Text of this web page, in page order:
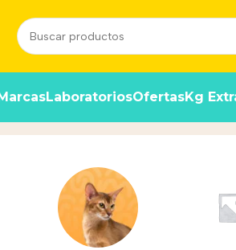
LaboratoriosOfertasKg